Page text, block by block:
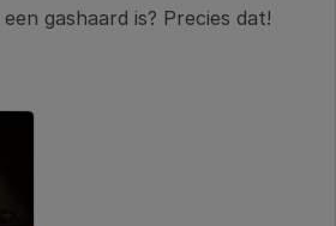
gashaard is? Precies dat!